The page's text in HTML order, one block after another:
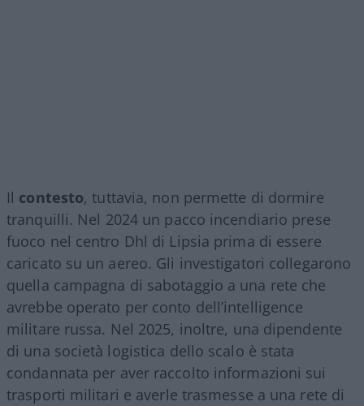
Il contesto, tuttavia, non permette di dormire
tranquilli. Nel 2024 un pacco incendiario prese
fuoco nel centro Dhl di Lipsia prima di essere
caricato su un aereo. Gli investigatori collegarono
quella campagna di sabotaggio a una rete che
avrebbe operato per conto dell’intelligence
militare russa. Nel 2025, inoltre, una dipendente
di una società logistica dello scalo è stata
condannata per aver raccolto informazioni sui
trasporti militari e averle trasmesse a una rete di